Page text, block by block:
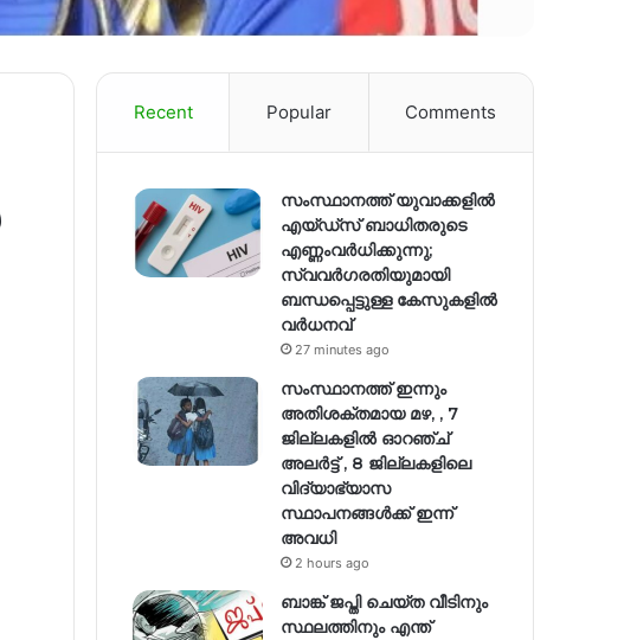
Recent Popular Comments
സംസ്ഥാനത്ത് യുവാക്കളിൽ
എയ്ഡ്സ് ബാധിതരുടെ
എണ്ണംവർധിക്കുന്നു;
സ്വവർഗരതിയുമായി
ബന്ധപ്പെട്ടുള്ള കേസുകളിൽ
വര്‍ധനവ്
27 minutes ago
സംസ്ഥാനത്ത് ഇന്നും
അതിശക്തമായ മഴ, , 7
ജില്ലകളിൽ ഓറഞ്ച്
അലർട്ട് , 8 ജില്ലകളിലെ
വിദ്യാഭ്യാസ
സ്ഥാപനങ്ങൾക്ക് ഇന്ന്
അവധി
2 hours ago
ബാങ്ക് ജപ്തി ചെയ്ത വീടിനും
സ്ഥലത്തിനും എന്ത്